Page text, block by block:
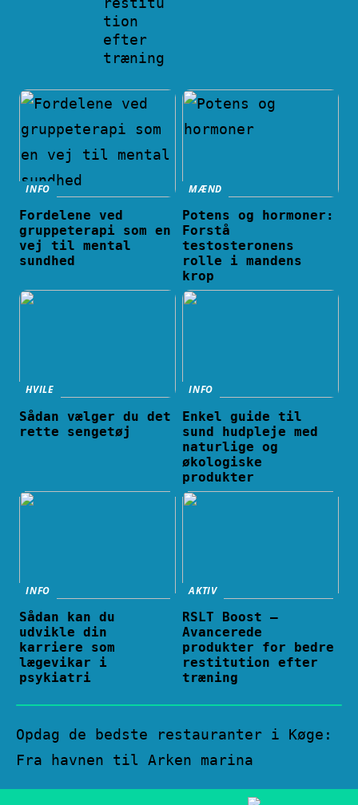
tion
efter
træning
INFO
Fordelene ved
gruppeterapi som en
vej til mental
sundhed
MÆND
Potens og hormoner:
Forstå
testosteronens
rolle i mandens
krop
HVILE
Sådan vælger du det
rette sengetøj
INFO
Enkel guide til
sund hudpleje med
naturlige og
økologiske
produkter
INFO
Sådan kan du
udvikle din
karriere som
lægevikar i
psykiatri
AKTIV
RSLT Boost –
Avancerede
produkter for bedre
restitution efter
træning
Opdag de bedste restauranter i Køge:
Fra havnen til Arken marina